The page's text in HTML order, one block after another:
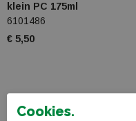
klein PC 175ml
6101486
€ 5,50
Cookies.